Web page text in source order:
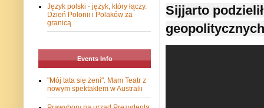
Sijjarto
Język polski - język, który łączy.
Dzień Polonii i Polaków za
granicą
Events Info
"Mój tata się żeni". Mam Teatr z
nowym spektaklem w Australii